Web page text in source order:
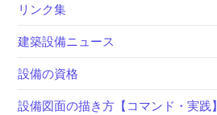
リンク集
建築設備ニュース
設備の資格
設備図面の描き方【コマンド・実践】